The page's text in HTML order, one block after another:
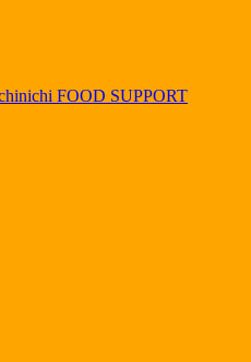
FOOD SUPPORT